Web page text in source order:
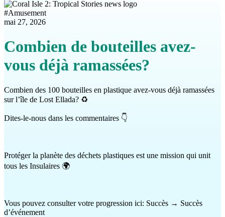
#Amusement
mai 27, 2026
Combien de bouteilles avez-
vous déjà ramassées?
Combien des 100 bouteilles en plastique avez-vous déjà ramassées
sur l’île de Lost Ellada? ♻️
Dites-le-nous dans les commentaires 👇
Protéger la planète des déchets plastiques est une mission qui unit
tous les Insulaires 🌍
Vous pouvez consulter votre progression ici: Succès → Succès
d’événement